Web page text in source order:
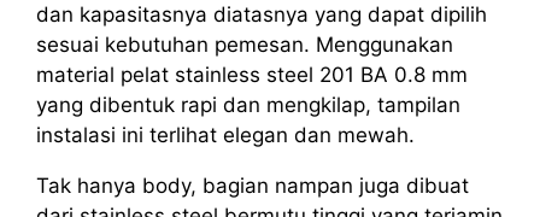
dan kapasitasnya diatasnya yang dapat dipilih
sesuai kebutuhan pemesan. Menggunakan
material pelat stainless steel 201 BA 0.8 mm
yang dibentuk rapi dan mengkilap, tampilan
instalasi ini terlihat elegan dan mewah.
Tak hanya body, bagian nampan juga dibuat